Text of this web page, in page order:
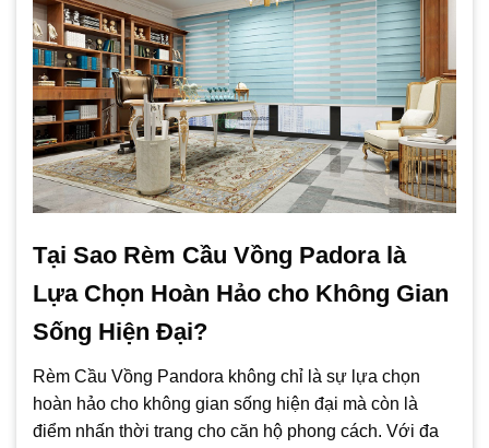
Tại Sao Rèm Cầu Vồng Padora là
Lựa Chọn Hoàn Hảo cho Không Gian
Sống Hiện Đại?
Rèm Cầu Vồng Pandora không chỉ là sự lựa chọn
hoàn hảo cho không gian sống hiện đại mà còn là
điểm nhấn thời trang cho căn hộ phong cách. Với đa